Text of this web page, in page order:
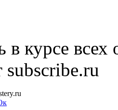
в курсе
subscribe.ru